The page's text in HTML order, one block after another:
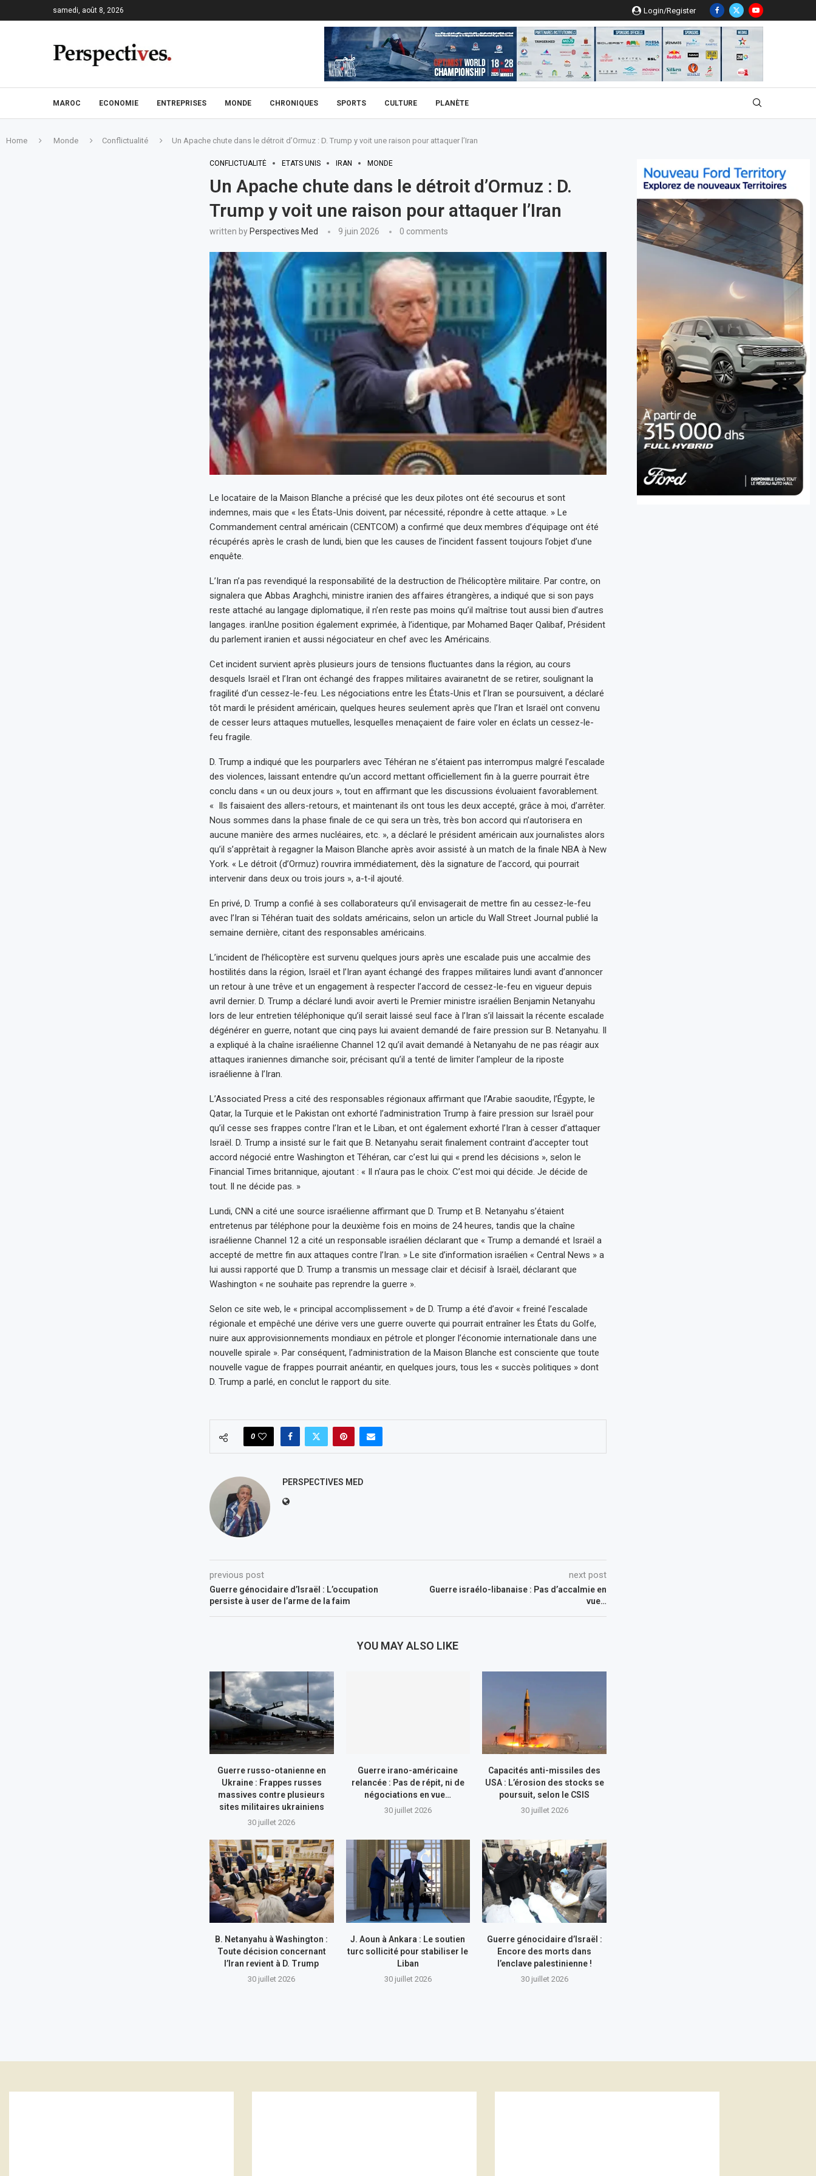
samedi, août 8, 2026 Login/Register
MAROC ECONOMIE ENTREPRISES MONDE CHRONIQUES SPORTS CULTURE PLANÈTE
Home Monde Conflictualité Un Apache chute dans le détroit d’Ormuz : D. Trump y voit une raison pour attaquer l’Iran
CONFLICTUALITÉ ETATS UNIS IRAN MONDE
Un Apache chute dans le détroit d’Ormuz : D.
Trump y voit une raison pour attaquer l’Iran
written by Perspectives Med 9 juin 2026 0 comments
Le locataire de la Maison Blanche a précisé que les deux pilotes ont été secourus et sont
indemnes, mais que « les États-Unis doivent, par nécessité, répondre à cette attaque. » Le
Commandement central américain (CENTCOM) a confirmé que deux membres d’équipage ont été
récupérés après le crash de lundi, bien que les causes de l’incident fassent toujours l’objet d’une
enquête.
L’Iran n’a pas revendiqué la responsabilité de la destruction de l’hélicoptère militaire. Par contre, on
signalera que Abbas Araghchi, ministre iranien des affaires étrangères, a indiqué que si son pays
reste attaché au langage diplomatique, il n’en reste pas moins qu’il maîtrise tout aussi bien d’autres
langages. iranUne position également exprimée, à l’identique, par Mohamed Baqer Qalibaf, Président
du parlement iranien et aussi négociateur en chef avec les Américains.
Cet incident survient après plusieurs jours de tensions fluctuantes dans la région, au cours
desquels Israël et l’Iran ont échangé des frappes militaires avairanetnt de se retirer, soulignant la
fragilité d’un cessez-le-feu. Les négociations entre les États-Unis et l’Iran se poursuivent, a déclaré
tôt mardi le président américain, quelques heures seulement après que l’Iran et Israël ont convenu
de cesser leurs attaques mutuelles, lesquelles menaçaient de faire voler en éclats un cessez-le-
feu fragile.
D. Trump a indiqué que les pourparlers avec Téhéran ne s’étaient pas interrompus malgré l’escalade
des violences, laissant entendre qu’un accord mettant officiellement fin à la guerre pourrait être
conclu dans « un ou deux jours », tout en affirmant que les discussions évoluaient favorablement.
« Ils faisaient des allers-retours, et maintenant ils ont tous les deux accepté, grâce à moi, d’arrêter.
Nous sommes dans la phase finale de ce qui sera un très, très bon accord qui n’autorisera en
aucune manière des armes nucléaires, etc. », a déclaré le président américain aux journalistes alors
qu’il s’apprêtait à regagner la Maison Blanche après avoir assisté à un match de la finale NBA à New
York. « Le détroit (d’Ormuz) rouvrira immédiatement, dès la signature de l’accord, qui pourrait
intervenir dans deux ou trois jours », a-t-il ajouté.
En privé, D. Trump a confié à ses collaborateurs qu’il envisagerait de mettre fin au cessez-le-feu
avec l’Iran si Téhéran tuait des soldats américains, selon un article du Wall Street Journal publié la
semaine dernière, citant des responsables américains.
L’incident de l’hélicoptère est survenu quelques jours après une escalade puis une accalmie des
hostilités dans la région, Israël et l’Iran ayant échangé des frappes militaires lundi avant d’annoncer
un retour à une trêve et un engagement à respecter l’accord de cessez-le-feu en vigueur depuis
avril dernier. D. Trump a déclaré lundi avoir averti le Premier ministre israélien Benjamin Netanyahu
lors de leur entretien téléphonique qu’il serait laissé seul face à l’Iran s’il laissait la récente escalade
dégénérer en guerre, notant que cinq pays lui avaient demandé de faire pression sur B. Netanyahu. Il
a expliqué à la chaîne israélienne Channel 12 qu’il avait demandé à Netanyahu de ne pas réagir aux
attaques iraniennes dimanche soir, précisant qu’il a tenté de limiter l’ampleur de la riposte
israélienne à l’Iran.
L’Associated Press a cité des responsables régionaux affirmant que l’Arabie saoudite, l’Égypte, le
Qatar, la Turquie et le Pakistan ont exhorté l’administration Trump à faire pression sur Israël pour
qu’il cesse ses frappes contre l’Iran et le Liban, et ont également exhorté l’Iran à cesser d’attaquer
Israël. D. Trump a insisté sur le fait que B. Netanyahu serait finalement contraint d’accepter tout
accord négocié entre Washington et Téhéran, car c’est lui qui « prend les décisions », selon le
Financial Times britannique, ajoutant : « Il n’aura pas le choix. C’est moi qui décide. Je décide de
tout. Il ne décide pas. »
Lundi, CNN a cité une source israélienne affirmant que D. Trump et B. Netanyahu s’étaient
entretenus par téléphone pour la deuxième fois en moins de 24 heures, tandis que la chaîne
israélienne Channel 12 a cité un responsable israélien déclarant que « Trump a demandé et Israël a
accepté de mettre fin aux attaques contre l’Iran. » Le site d’information israélien « Central News » a
lui aussi rapporté que D. Trump a transmis un message clair et décisif à Israël, déclarant que
Washington « ne souhaite pas reprendre la guerre ».
Selon ce site web, le « principal accomplissement » de D. Trump a été d’avoir « freiné l’escalade
régionale et empêché une dérive vers une guerre ouverte qui pourrait entraîner les États du Golfe,
nuire aux approvisionnements mondiaux en pétrole et plonger l’économie internationale dans une
nouvelle spirale ». Par conséquent, l’administration de la Maison Blanche est consciente que toute
nouvelle vague de frappes pourrait anéantir, en quelques jours, tous les « succès politiques » dont
D. Trump a parlé, en conclut le rapport du site.
0
PERSPECTIVES MED
previous post
Guerre génocidaire d’Israël : L’occupation
persiste à user de l’arme de la faim
next post
Guerre israélo-libanaise : Pas d’accalmie en
vue…
YOU MAY ALSO LIKE
Guerre russo-otanienne en
Ukraine : Frappes russes
massives contre plusieurs
sites militaires ukrainiens
30 juillet 2026
Guerre irano-américaine
relancée : Pas de répit, ni de
négociations en vue…
30 juillet 2026
Capacités anti-missiles des
USA : L’érosion des stocks se
poursuit, selon le CSIS
30 juillet 2026
B. Netanyahu à Washington :
Toute décision concernant
l’Iran revient à D. Trump
30 juillet 2026
J. Aoun à Ankara : Le soutien
turc sollicité pour stabiliser le
Liban
30 juillet 2026
Guerre génocidaire d’Israël :
Encore des morts dans
l’enclave palestinienne !
30 juillet 2026